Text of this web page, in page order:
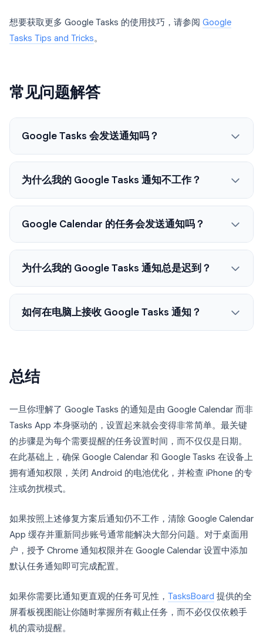
想要获取更多 Google Tasks 的使用技巧，请参阅 Google
Tasks Tips and Tricks。
常见问题解答
Google Tasks 会发送通知吗？
为什么我的 Google Tasks 通知不工作？
Google Calendar 的任务会发送通知吗？
为什么我的 Google Tasks 通知总是迟到？
如何在电脑上接收 Google Tasks 通知？
总结
一旦你理解了 Google Tasks 的通知是由 Google Calendar 而非
Tasks App 本身驱动的，设置起来就会变得非常简单。最关键
的步骤是为每个需要提醒的任务设置时间，而不仅仅是日期。
在此基础上，确保 Google Calendar 和 Google Tasks 在设备上
拥有通知权限，关闭 Android 的电池优化，并检查 iPhone 的专
注或勿扰模式。
如果按照上述修复方案后通知仍不工作，清除 Google Calendar
App 缓存并重新同步账号通常能解决大部分问题。对于桌面用
户，授予 Chrome 通知权限并在 Google Calendar 设置中添加
默认任务通知即可完成配置。
如果你需要比通知更直观的任务可见性， TasksBoard 提供的全
屏看板视图能让你随时掌握所有截止任务，而不必仅仅依赖手
机的震动提醒。